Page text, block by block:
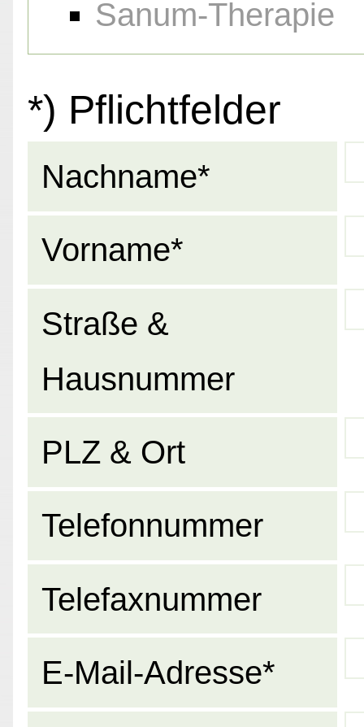
Sanum-Therapie
*) Pflichtfelder
Nachname*
Vorname*
Straße &
Hausnummer
PLZ & Ort
Telefonnummer
Telefaxnummer
E-Mail-Adresse*